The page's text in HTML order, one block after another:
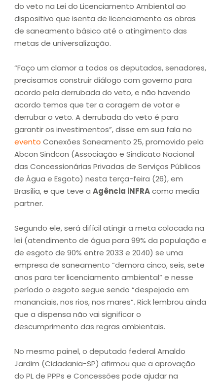
do veto na Lei do Licenciamento Ambiental ao
dispositivo que isenta de licenciamento as obras
de saneamento básico até o atingimento das
metas de universalização.
“Faço um clamor a todos os deputados, senadores,
precisamos construir diálogo com governo para
acordo pela derrubada do veto, e não havendo
acordo temos que ter a coragem de votar e
derrubar o veto. A derrubada do veto é para
garantir os investimentos”, disse em sua fala no
evento Conexões Saneamento 25, promovido pela
Abcon Sindcon (Associação e Sindicato Nacional
das Concessionárias Privadas de Serviços Públicos
de Água e Esgoto) nesta terça-feira (26), em
Brasília, e que teve a Agência iNFRAcomo media
partner.
Segundo ele, será difícil atingir a meta colocada na
lei (atendimento de água para 99% da população e
de esgoto de 90% entre 2033 e 2040) se uma
empresa de saneamento “demora cinco, seis, sete
anos para ter licenciamento ambiental” e nesse
período o esgoto segue sendo “despejado em
mananciais, nos rios, nos mares”. Rick lembrou ainda
que a dispensa não vai significar o
descumprimento das regras ambientais.
No mesmo painel, o deputado federal Arnaldo
Jardim (Cidadania-SP) afirmou que a aprovação
do PL de PPPs e Concessões pode ajudar na